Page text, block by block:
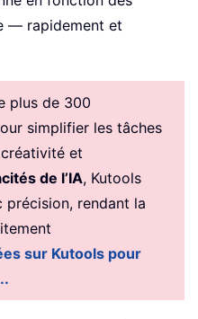
— rapidement et
plus de 300
simplifier les tâches
et
de l’IA, Kutools
précision, rendant la
sur Kutools pour